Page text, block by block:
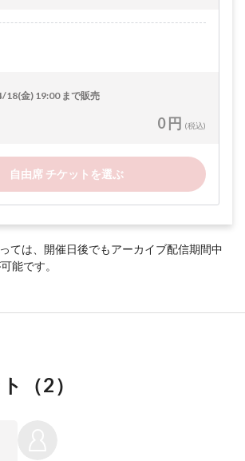
18(金) 19:00 まで販売
0 円 (税込)
自由席 チケットを選ぶ
ては、開催日後でもアーカイブ配信期間中
能です。
（2）